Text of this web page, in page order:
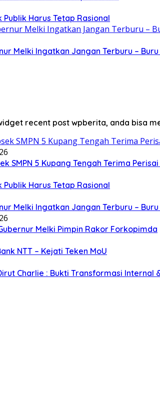
Publik Harus Tetap Rasional
Melki Ingatkan Jangan Terburu –
recent post wpberita, anda bisa
SMPN 5 Kupang Tengah Terima
Publik Harus Tetap Rasional
Melki Ingatkan Jangan Terburu –
Melki Pimpin Rakor Forkopimda
NTT – Kejati Teken MoU
Charlie : Bukti Transformasi Internal